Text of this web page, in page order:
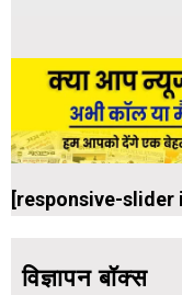
[responsive-slider
विज्ञापन बॉक्स